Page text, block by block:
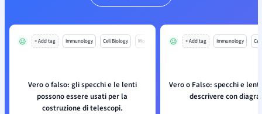
+ Add tag Immunology Cell Biology Mo
Vero o falso: gli specchi e le lenti
possono essere usati per la
costruzione di telescopi.
+ Add tag Immunology
Vero o Falso: specchi e
descrivere con